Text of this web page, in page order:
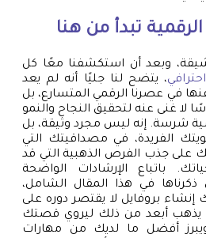
تبدأ من هنا
وبعد أن استكشفنا معًا كل
، يتضح لنا جليًا أنه لم يعد
في عصرنا الرقمي المتسارع، بل
لا غنى عنه لتحقيق النجاح والنمو
شرسة. إنه ليس مجرد وثيقة، بل
الفريدة، في مصداقيتك التي
على جذب الفرص الذهبية التي قد
باتباع الإرشادات الواضحة
ذكرناها في هذا المقال الشامل،
بروفايل لا يقتصر دوره على
يذهب أبعد من ذلك ليروي قصتك
ويبرز أفضل ما لديك من مهارات